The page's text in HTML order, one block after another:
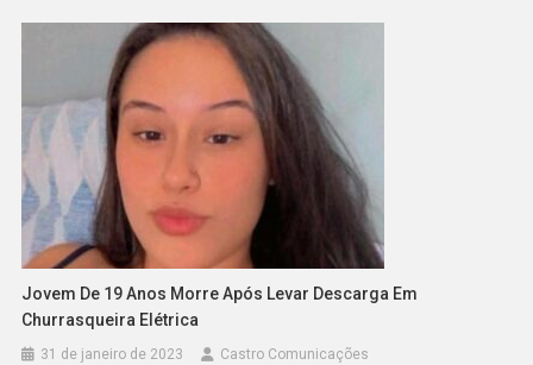
Jovem De 19 Anos Morre Após Levar Descarga Em
Churrasqueira Elétrica
31 de janeiro de 2023 Castro Comunicações